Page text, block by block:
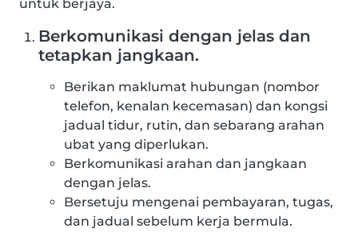
untuk berjaya.
Berkomunikasi dengan jelas dan
tetapkan jangkaan.
Berikan maklumat hubungan (nombor
telefon, kenalan kecemasan) dan kongsi
jadual tidur, rutin, dan sebarang arahan
ubat yang diperlukan.
Berkomunikasi arahan dan jangkaan
dengan jelas.
Bersetuju mengenai pembayaran, tugas,
dan jadual sebelum kerja bermula.